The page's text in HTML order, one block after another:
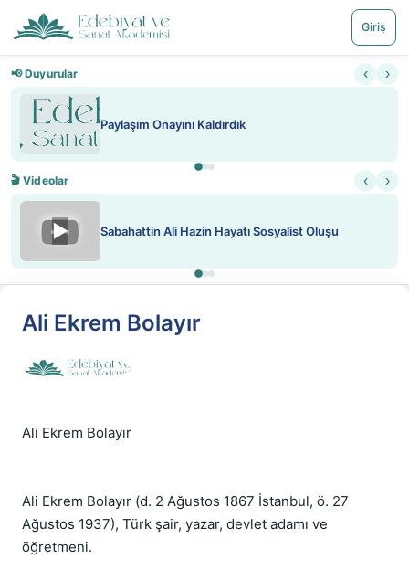
Giriş
📢 Duyurular ‹ ›
Paylaşım Onayını Kaldırdık
🎬 Videolar ‹ ›
▶ Sabahattin Ali Hazin Hayatı Sosyalist Oluşu
Ali Ekrem Bolayır
Ali Ekrem Bolayır
Ali Ekrem Bolayır (d. 2 Ağustos 1867 İstanbul, ö. 27
Ağustos 1937), Türk şair, yazar, devlet adamı ve
öğretmeni.